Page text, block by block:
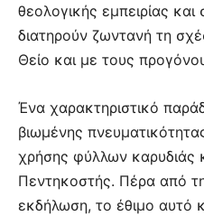
θεολογικής εμπειρίας
διατηρούν ζωντανή τη
Θείο και με τους
Ένα χαρακτηριστικό
βιωμένης
χρήσης φύλλων καρυδιάς
Πεντηκοστής. Πέρα από
εκδήλωση, το έθιμο αυτό